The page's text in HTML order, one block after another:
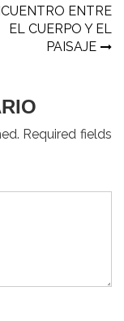
ENTRE
EL CUERPO Y EL
PAISAJE
Required fields